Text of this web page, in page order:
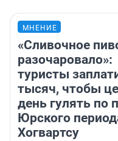
МНЕНИЕ
«Сливочное
разочаровало»:
туристы
тысяч, чтобы
день гулять по
Юрского
Хогвартсу